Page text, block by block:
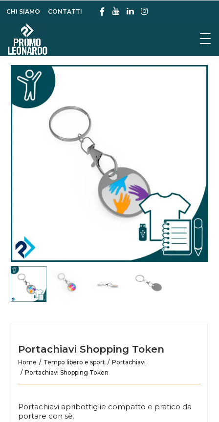
CHI SIAMO CONTATTI
Portachiavi Shopping Token
Home Tempo libero e sport
Portachiavi
Portachiavi Shopping Token
Portachiavi apribottiglie compatto e pratico da
portare con sè.